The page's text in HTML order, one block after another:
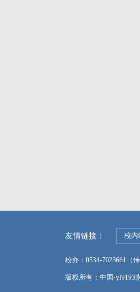
友情链接： 校内
校办：0534-7023661（
版权所有：中国·yl9193